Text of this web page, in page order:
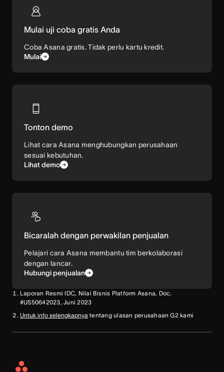
Mulai uji coba gratis Anda
Coba Asana gratis. Tidak perlu kartu kredit.
Mulai
Tonton demo
Lihat cara Asana menghubungkan perusahaan
sesuai kebutuhan.
Lihat demo
Bicaralah dengan perwakilan penjualan
Pelajari cara Asana membantu tim berkolaborasi
dengan lancar.
Hubungi penjualan
Laporan Resmi IDC, Nilai Bisnis Platform Asana, Doc.
#US50642023, Juni 2023
Untuk info selengkapnya tentang ulasan perusahaan G2 kami